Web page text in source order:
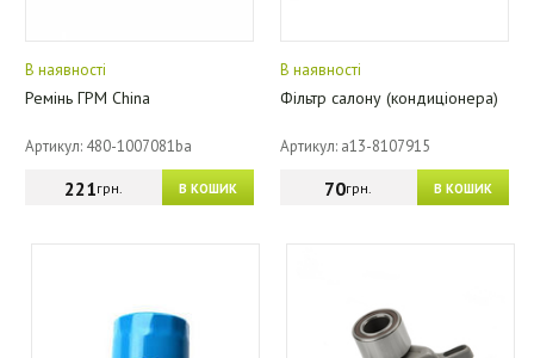
В наявності
Ремінь ГРМ China
Артикул: 480-1007081ba
В КОШИК
221грн.
В наявності
Фільтр салону (кондиціонера)
Артикул: a13-8107915
В КОШИК
70грн.